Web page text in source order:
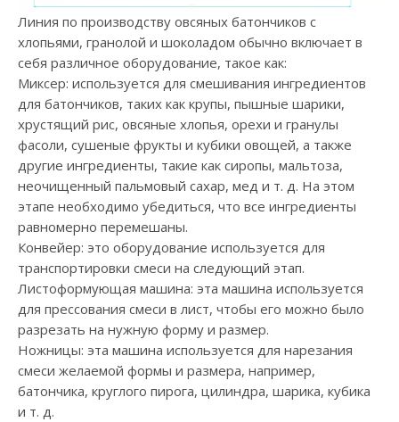
Линия по производству овсяных батончиков с
хлопьями, гранолой и шоколадом обычно включает в
себя различное оборудование, такое как:
Миксер: используется для смешивания ингредиентов
для батончиков, таких как крупы, пышные шарики,
хрустящий рис, овсяные хлопья, орехи и гранулы
фасоли, сушеные фрукты и кубики овощей, а также
другие ингредиенты, такие как сиропы, мальтоза,
неочищенный пальмовый сахар, мед и т. д. На этом
этапе необходимо убедиться, что все ингредиенты
равномерно перемешаны.
Конвейер: это оборудование используется для
транспортировки смеси на следующий этап.
Листоформующая машина: эта машина используется
для прессования смеси в лист, чтобы его можно было
разрезать на нужную форму и размер.
Ножницы: эта машина используется для нарезания
смеси желаемой формы и размера, например,
батончика, круглого пирога, цилиндра, шарика, кубика
и т. д.